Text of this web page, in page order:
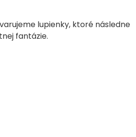
lupienky, ktoré následne
fantázie.